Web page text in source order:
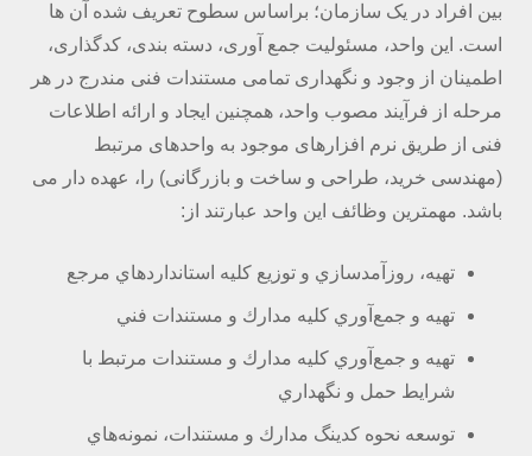
بین افراد در یک سازمان؛ براساس سطوح تعریف شده آن ها
است. این واحد، مسئولیت جمع آوری، دسته بندی، کدگذاری،
اطمینان از وجود و نگهداری تمامی مستندات فنی مندرج در هر
مرحله از فرآیند مصوب واحد، همچنین ایجاد و ارائه اطلاعات
فنی از طریق نرم افزارهای موجود به واحدهای مرتبط
(مهندسی خرید، طراحی و ساخت و بازرگانی) را، عهده دار می
باشد. مهمترين وظائف اين واحد عبارتند از:
تهيه، روزآمدسازي و توزيع كليه استانداردهاي مرجع
تهيه و جمع‌آوري كليه مدارك و مستندات فني
تهيه و جمع‌آوري كليه مدارك و مستندات مرتبط با
شرايط حمل و نگهداري
توسعه نحوه كدينگ مدارك و مستندات، نمونه‌هاي